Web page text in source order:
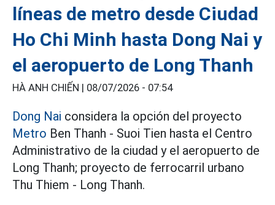
líneas de metro desde Ciudad
Ho Chi Minh hasta Dong Nai y
el aeropuerto de Long Thanh
HÀ ANH CHIẾN | 08/07/2026 - 07:54
Dong Nai considera la opción del proyecto
Metro Ben Thanh - Suoi Tien hasta el Centro
Administrativo de la ciudad y el aeropuerto de
Long Thanh; proyecto de ferrocarril urbano
Thu Thiem - Long Thanh.